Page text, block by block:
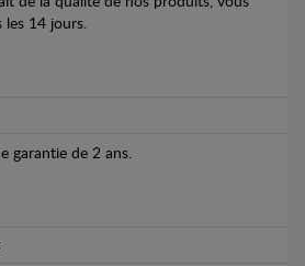
les 14 jours.
garantie de 2 ans.